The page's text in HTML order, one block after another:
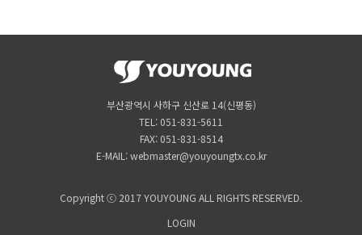
부산광역시 사하구 신산로 14(신평동)
TEL: 051-831-5611
FAX: 051-831-8514
E-MAIL: webmaster@youyoungtx.co.kr
Copyright ⓒ 2017 YOUYOUNG ALL RIGHTS RESERVED.
LOGIN